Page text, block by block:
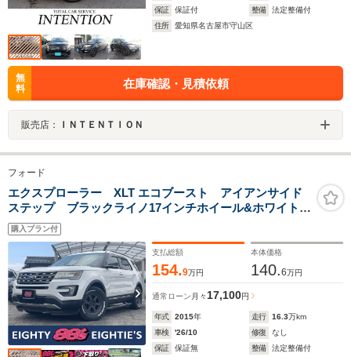
保証
保証付 整備
法定整備付
住所
愛知県名古屋市守山区
無
料
在庫確認・見積依頼
販売店： ＩＮＴＥＮＴＩＯＮ
フォード
エクスプローラー XLT エコブースト アイアンサイド
ステップ ブラックライノ17インチホイール&ホワイトレ
ターブロックタイヤ ベージュ革シート シートヒータ
ー リアサイドカメラ Bluetooth ETC ドラレコ ス
マートキー パワーシート
購入プラン付
支払総額
154.9万円
本体価格
140.6万円
通常ローン 月々 17,100円
年式 2015年 走行 16.3万km
車検
'26/10 修復
なし
保証
保証無 整備
法定整備付